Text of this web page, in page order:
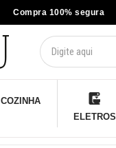
Compra 100% segura
COZINHA
ELETROS